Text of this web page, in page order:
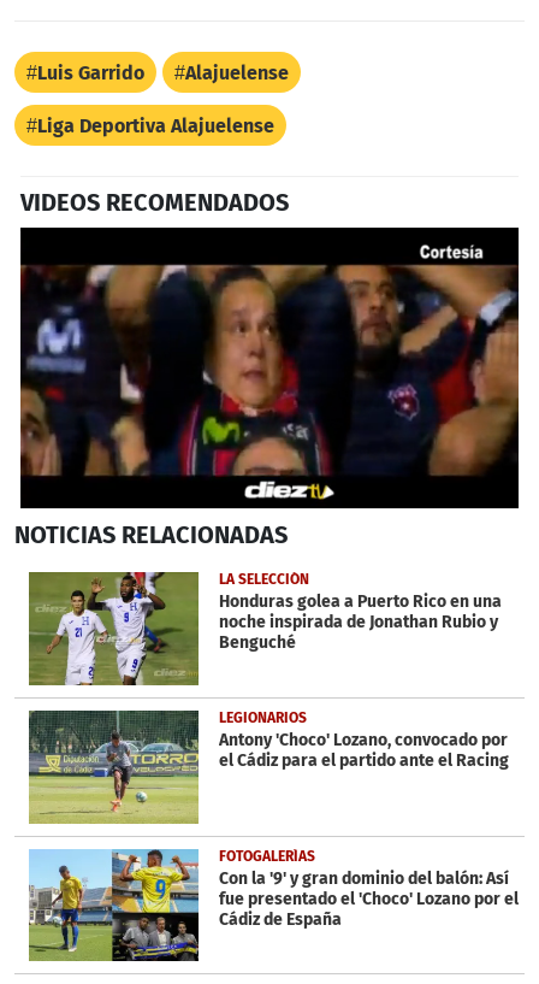
Luis Garrido Alajuelense
Liga Deportiva Alajuelense
VIDEOS RECOMENDADOS
seconds
54
seconds
NOTICIAS RELACIONADAS
LA SELECCIÓN
Honduras golea a Puerto Rico en una
noche inspirada de Jonathan Rubio y
Benguché
LEGIONARIOS
Antony 'Choco' Lozano, convocado por
el Cádiz para el partido ante el Racing
FOTOGALERÍAS
Con la '9' y gran dominio del balón: Así
fue presentado el 'Choco' Lozano por el
Cádiz de España